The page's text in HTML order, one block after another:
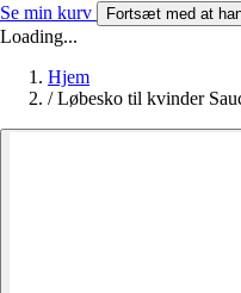
Se min kurv Fortsæt med at
Loading...
Hjem
/ Løbesko til kvinder